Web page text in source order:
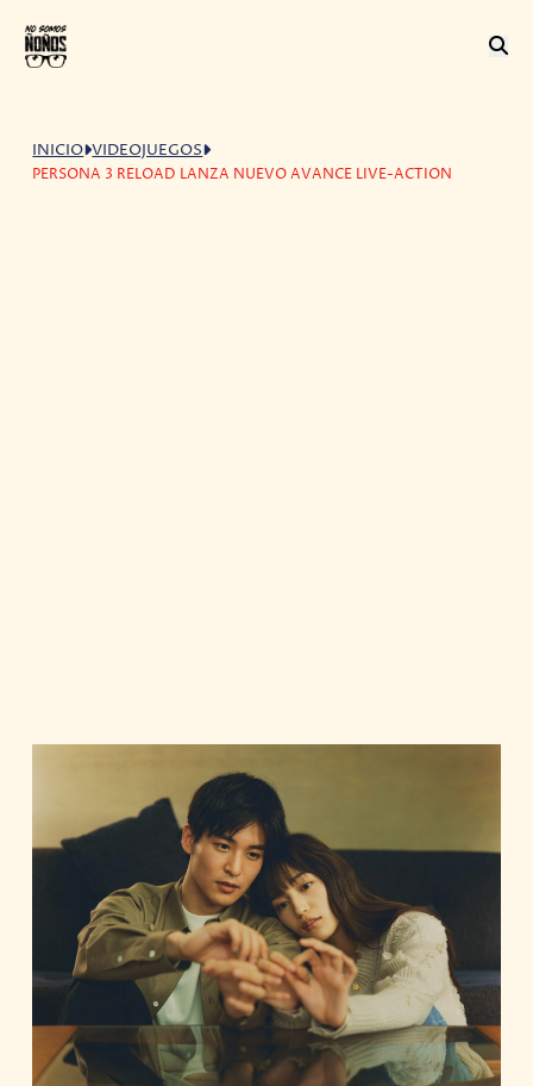
INICIO VIDEOJUEGOS
PERSONA 3 RELOAD LANZA NUEVO AVANCE LIVE-ACTION